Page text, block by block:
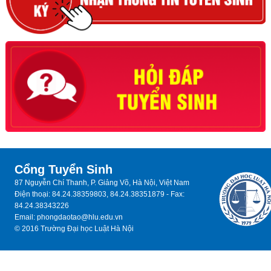
Cổng Tuyển Sinh
87 Nguyễn Chí Thanh, P. Giảng Võ, Hà Nội, Việt Nam
Điện thoại: 84.24.38359803, 84.24.38351879 - Fax:
84.24.38343226
Email: phongdaotao@hlu.edu.vn
© 2016 Trường Đại học Luật Hà Nội